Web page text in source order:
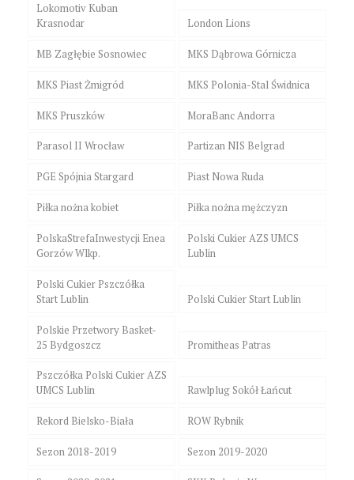
Lokomotiv Kuban
Krasnodar
London Lions
MB Zagłębie Sosnowiec MKS Dąbrowa Górnicza
MKS Piast Żmigród MKS Polonia-Stal Świdnica
MKS Pruszków MoraBanc Andorra
Parasol II Wrocław Partizan NIS Belgrad
PGE Spójnia Stargard Piast Nowa Ruda
Piłka nożna kobiet Piłka nożna mężczyzn
PolskaStrefaInwestycji Enea
Gorzów Wlkp.
Polski Cukier AZS UMCS
Lublin
Polski Cukier Pszczółka
Start Lublin
Polski Cukier Start Lublin
Polskie Przetwory Basket-
25 Bydgoszcz
Promitheas Patras
Pszczółka Polski Cukier AZS
UMCS Lublin
Rawlplug Sokół Łańcut
Rekord Bielsko-Biała ROW Rybnik
Sezon 2018-2019 Sezon 2019-2020